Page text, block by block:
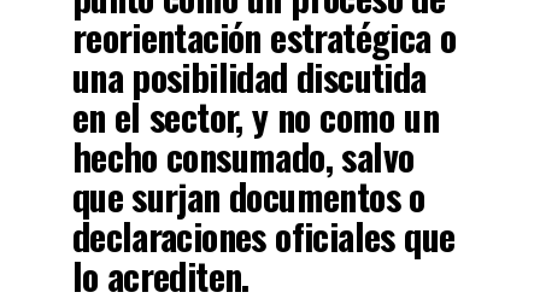
reorientación estratégica o
una posibilidad discutida
en el sector, y no como un
hecho consumado, salvo
que surjan documentos o
declaraciones oficiales que
lo acrediten.